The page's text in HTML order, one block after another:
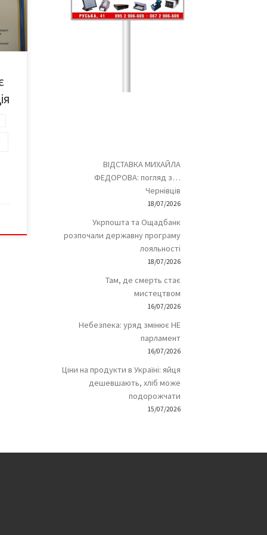
є
ВІДСТАВКА МИХАЙЛА
ФЕДОРОВА: погляд з…
Чернівців
18/07/2026
Укрпошта та Ощадбанк
розпочали державну програму
лояльності
18/07/2026
Там, де смерть стає
мистецтвом
16/07/2026
Небезпека: уряд змінює НЕ
парламент
16/07/2026
Ціни на продукти в Україні: яйця
дешевшають, хліб може
подорожчати
15/07/2026